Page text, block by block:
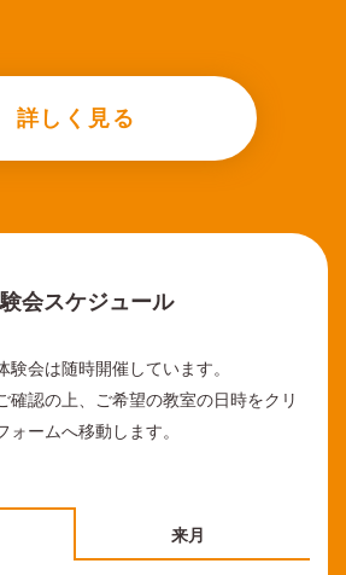
詳しく見る
会スケジュール
会は随時開催しています。
確認の上、ご希望の教室の日時をクリ
ォームへ移動します。
来月